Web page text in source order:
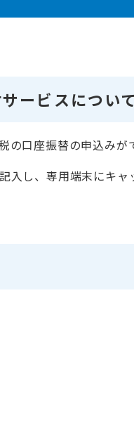
ービスについて
口座振替の申込みが
入し、専用端末にキ